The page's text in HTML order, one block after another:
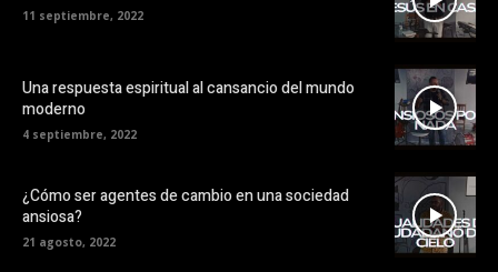
11 septiembre, 2022
Una respuesta espiritual al cansancio del mundo
moderno
4 septiembre, 2022
¿Cómo ser agentes de cambio en una sociedad
ansiosa?
21 agosto, 2022